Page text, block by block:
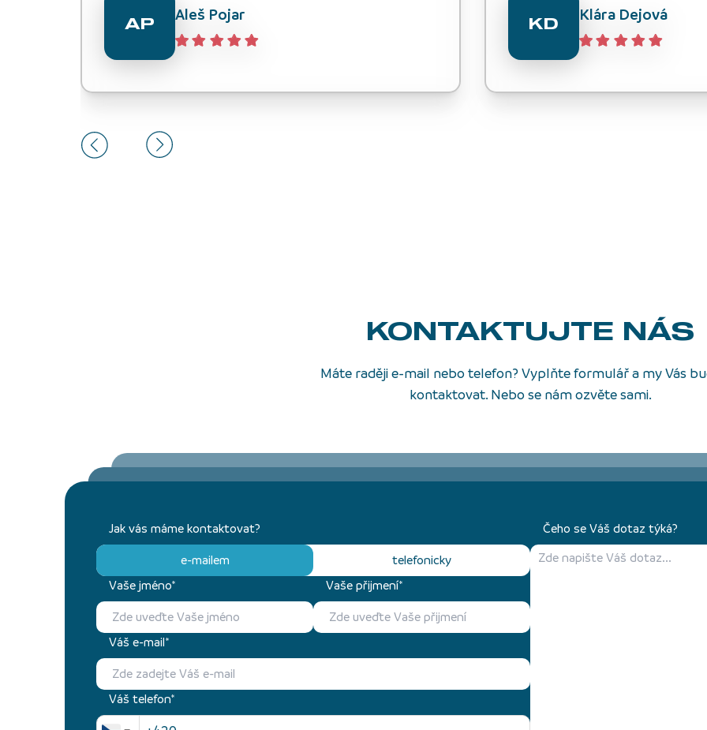
AP Aleš Pojar KD Klára Dejová
KONTAKTUJTE NÁS
Máte raději e-mail nebo telefon? Vyplňte formulář a my Vás
kontaktovat. Nebo se nám ozvěte sami.
Jak vás máme kontaktovat?
e-mailem
telefonicky
Vaše jméno*
Vaše přijmení*
Váš e-mail*
Váš telefon*
Čeho se Váš dotaz týká?